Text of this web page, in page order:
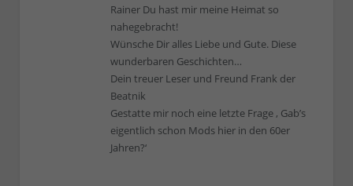
Rainer Du hast mir meine Heimat so
nahegebracht!
Wünsche Dir alles Liebe und Gute. Diese
wunderbaren Geschichten…
Dein treuer Leser und Freund Frank der
Beatnik
Gestatte mir noch eine letzte Frage ‚ Gab’s
eigentlich schon Mods hier in den 60er
Jahren?‘